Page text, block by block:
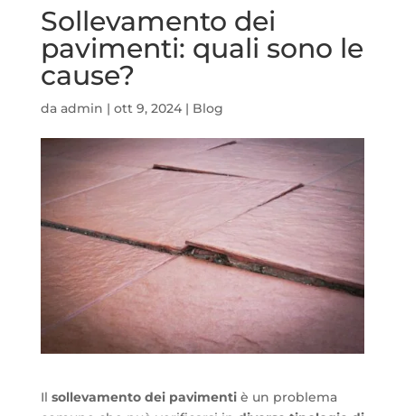
Sollevamento dei
pavimenti: quali sono le
cause?
da admin | ott 9, 2024| Blog
Il sollevamento dei pavimenti è un problema